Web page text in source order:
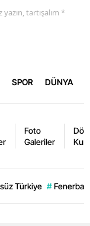
tartışalım *
SPOR DÜNYA
Foto
Galeriler
Türkiye #